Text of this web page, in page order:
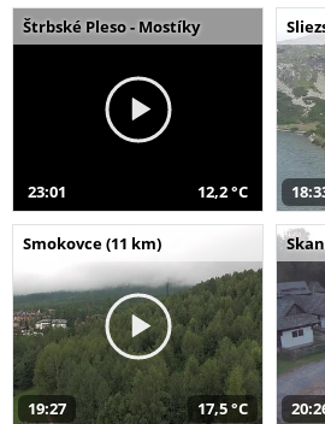
Štrbské Pleso - Mostíky
23:01 12,2 °C
Smokovce (11 km)
19:27 17,5 °C